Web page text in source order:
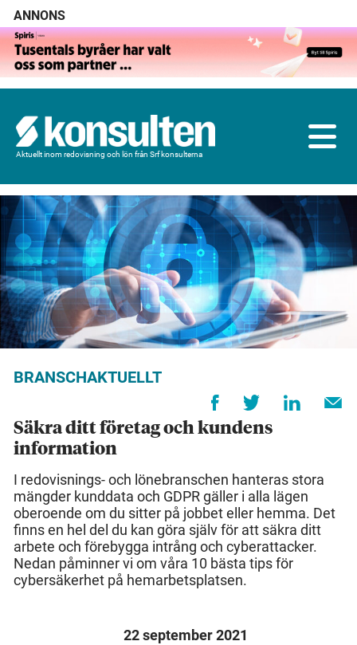
ANNONS
Aktuellt inom redovisning och lön från Srf konsulterna
BRANSCHAKTUELLT
Säkra ditt företag och kundens
information
I redovisnings- och lönebranschen hanteras stora
mängder kunddata och GDPR gäller i alla lägen
oberoende om du sitter på jobbet eller hemma. Det
finns en hel del du kan göra själv för att säkra ditt
arbete och förebygga intrång och cyberattacker.
Nedan påminner vi om våra 10 bästa tips för
cybersäkerhet på hemarbetsplatsen.
22 september 2021